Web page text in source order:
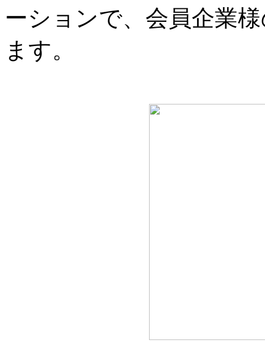
ーションで、会員企業
ます。